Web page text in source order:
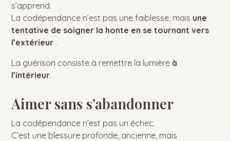
s’apprend.
La codépendance n’est pas une faiblesse, mais une
tentative de soigner la honte en se tournant vers
l’extérieur .
La guérison consiste à remettre la lumière à
l’intérieur.
Aimer sans s’abandonner
La codépendance n’est pas un échec.
C’est une blessure profonde, ancienne, mais